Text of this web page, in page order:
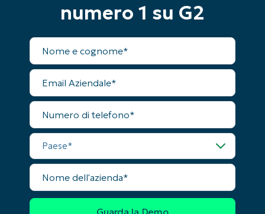
numero 1 su G2
Nome
completo
Email
Aziendale
Numero
telefono
Paese
Nome
dell'azienda
Inizia la tua prova di 14 giorni
Nessuna carta di credito richiesta, accesso
completo a tutte le funzionalità
First
last
name*
Business